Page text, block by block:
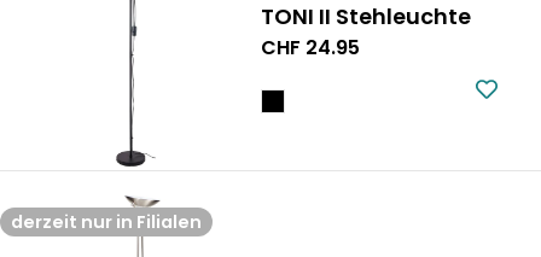
TONI II Stehleuchte
Regulärer
CHF 24.95
derzeit nur in Filialen